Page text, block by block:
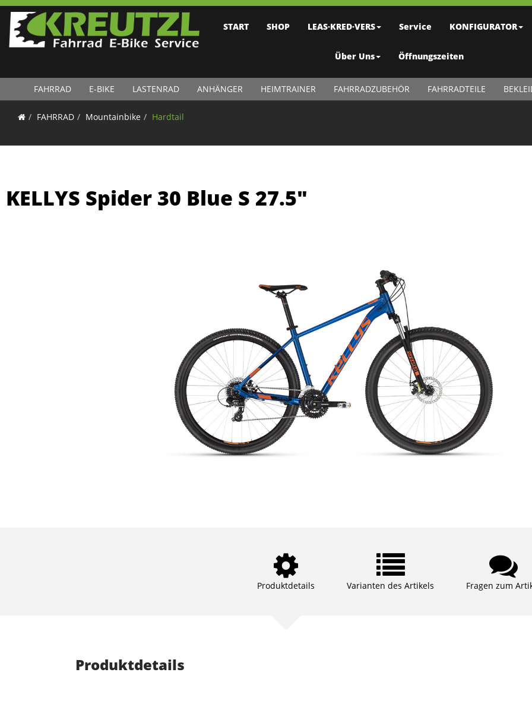
START SHOP LEAS·KRED·VERS Service KONFIGURATOR
Über Uns Öffnungszeiten
FAHRRAD E-BIKE LASTENRAD ANHÄNGER HEIMTRAINER FAHRRADZUBEHÖR FAHRRADTEILE
FAHRRAD Mountainbike Hardtail
KELLYS Spider 30 Blue S 27.5"
Produktdetails Varianten des Artikels Fragen zum
Produktdetails